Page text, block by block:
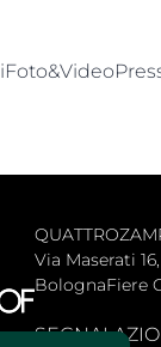
Foto&Video
Via Maserati
BolognaFiere